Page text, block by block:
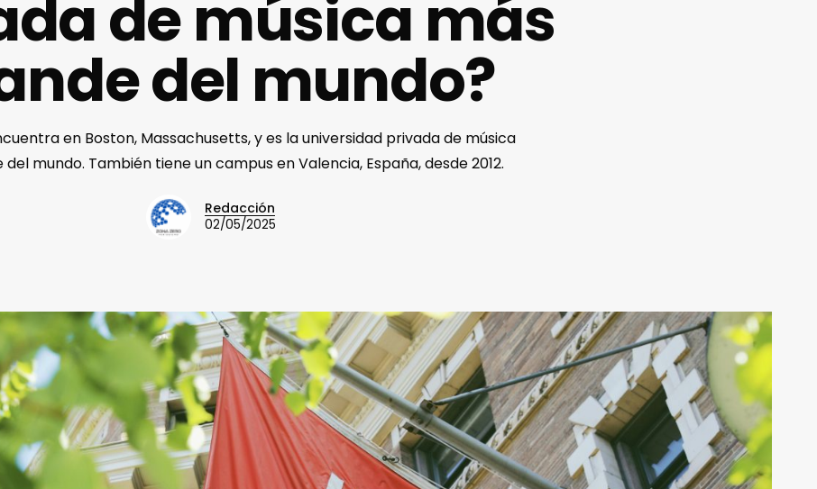
de música más
del mundo?
en Boston, Massachusetts, y es la universidad privada de música
mundo. También tiene un campus en Valencia, España, desde 2012.
Redacción
02/05/2025